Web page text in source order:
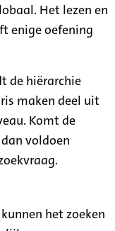
Het lezen en
enige oefening
de hiërarchie
maken deel uit
Komt de
voldoen
het zoeken